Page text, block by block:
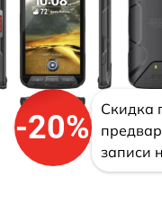
-20%
Скидка
записи